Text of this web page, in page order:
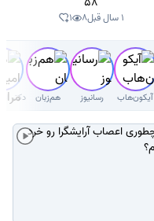
1 سال قبل 8
1
آیکون‌هاب رسانیوز هم‌زبان